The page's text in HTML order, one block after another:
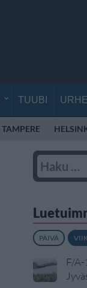
TUUBI
TAMPERE
PÄIVÄ
F/